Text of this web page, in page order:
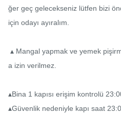
ğer geç gelecekseniz lütfen bizi
için odayı ayıralım.
a izin verilmez.
▴Bina 1 kapısı erişim kontrolü
▴Güvenlik nedeniyle kapı saat